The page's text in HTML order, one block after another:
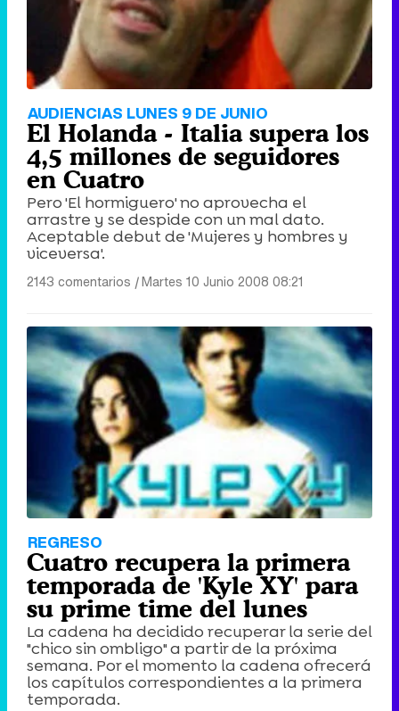
AUDIENCIAS LUNES 9 DE JUNIO
El Holanda - Italia supera los
4,5 millones de seguidores
en Cuatro
Pero 'El hormiguero' no aprovecha el
arrastre y se despide con un mal dato.
Aceptable debut de 'Mujeres y hombres y
viceversa'.
2143 comentarios |Martes 10 Junio 2008 08:21
REGRESO
Cuatro recupera la primera
temporada de 'Kyle XY' para
su prime time del lunes
La cadena ha decidido recuperar la serie del
"chico sin ombligo" a partir de la próxima
semana. Por el momento la cadena ofrecerá
los capítulos correspondientes a la primera
temporada.